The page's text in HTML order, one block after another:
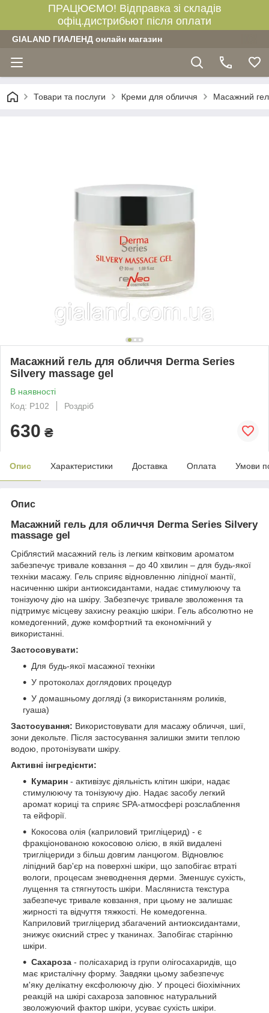
ПРАЦЮЄМО! Відправка зі складів
офіц.дистрибьют після оплати
GIALAND ГИАЛЕНД онлайн магазин
Товари та послуги Креми для обличчя Масажний
Масажний гель для обличчя Derma Series
Silvery massage gel
В наявності
Код: P102
Роздріб
630 ₴
Опис Характеристики Доставка Оплата Умови
Опис
Масажний гель для обличчя Derma Series Silvery
massage gel
Сріблястий масажний гель із легким квітковим ароматом
забезпечує тривале ковзання – до 40 хвилин – для будь-якої
техніки масажу. Гель сприяє відновленню ліпідної мантії,
насиченню шкіри антиоксидантами, надає стимулюючу та
тонізуючу дію на шкіру. Забезпечує тривале зволоження та
підтримує місцеву захисну реакцію шкіри. Гель абсолютно не
комедогенний, дуже комфортний та економічний у
використанні.
Застосовувати:
Для будь-якої масажної техніки
У протоколах доглядових процедур
У домашньому догляді (з використанням роликів,
гуаша)
Застосування: Використовувати для масажу обличчя, шиї,
зони декольте. Після застосування залишки змити теплою
водою, протонізувати шкіру.
Активні інгредієнти:
Кумарин - активізує діяльність клітин шкіри, надає
стимулюючу та тонізуючу дію. Надає засобу легкий
аромат кориці та сприяє SPA-атмосфері розслаблення
та ейфорії.
Кокосова олія (каприловий тригліцерид) - є
фракціонованою кокосовою олією, в якій видалені
тригліцериди з більш довгим ланцюгом. Відновлює
ліпідний бар'єр на поверхні шкіри, що запобігає втраті
вологи, процесам зневоднення дерми. Зменшує сухість,
лущення та стягнутость шкіри. Масляниста текстура
забезпечує тривале ковзання, при цьому не залишає
жирності та відчуття тяжкості. Не комедогенна.
Каприловий тригліцерид збагачений антиоксидантами,
знижує окисний стрес у тканинах. Запобігає старінню
шкіри.
Сахароза - полісахарид із групи олігосахаридів, що
має кристалічну форму. Завдяки цьому забезпечує
м'яку делікатну ексфолюючу дію. У процесі біохімічних
реакцій на шкірі сахароза заповнює натуральний
зволожуючий фактор шкіри, усуває сухість шкіри.